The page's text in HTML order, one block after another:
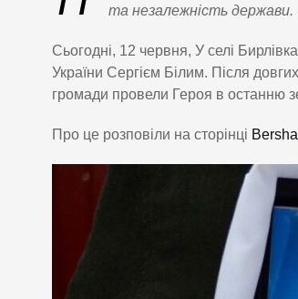
та незалежність держави.
Сьогодні, 12 червня, У селі
України Сергієм Білим. Після
громади провели Героя в останню
Про це розповіли на сторінці